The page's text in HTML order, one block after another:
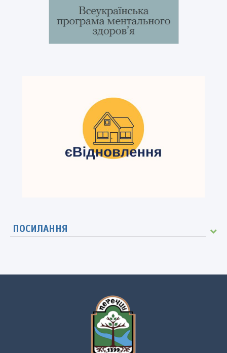
ПОСИЛАННЯ